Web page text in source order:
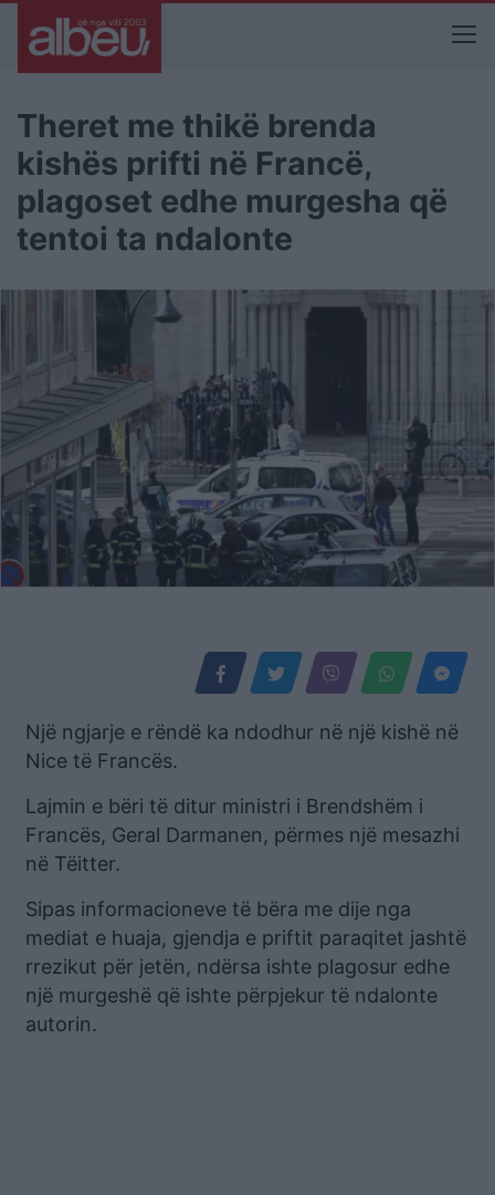
Theret me thikë brenda
kishës prifti në Francë,
plagoset edhe murgesha që
tentoi ta ndalonte
Një ngjarje e rëndë ka ndodhur në një kishë në
Nice të Francës.
Lajmin e bëri të ditur ministri i Brendshëm i
Francës, Geral Darmanen, përmes një mesazhi
në Tëitter.
Sipas informacioneve të bëra me dije nga
mediat e huaja, gjendja e priftit paraqitet jashtë
rrezikut për jetën, ndërsa ishte plagosur edhe
një murgeshë që ishte përpjekur të ndalonte
autorin.